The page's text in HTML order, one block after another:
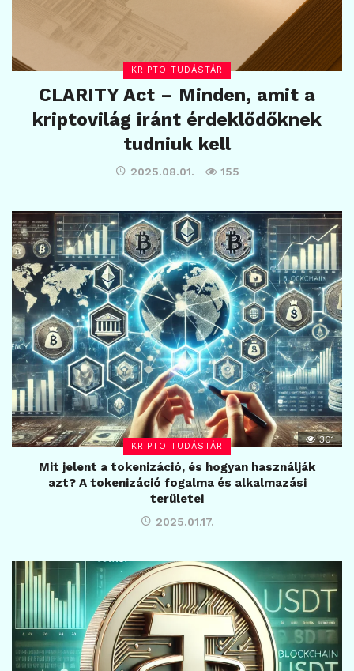
KRIPTO TUDÁSTÁR
CLARITY Act – Minden, amit a
kriptovilág iránt érdeklődőknek
tudniuk kell
2025.08.01. 155
KRIPTO TUDÁSTÁR
301
Mit jelent a tokenizáció, és hogyan használják
azt? A tokenizáció fogalma és alkalmazási
területei
2025.01.17.